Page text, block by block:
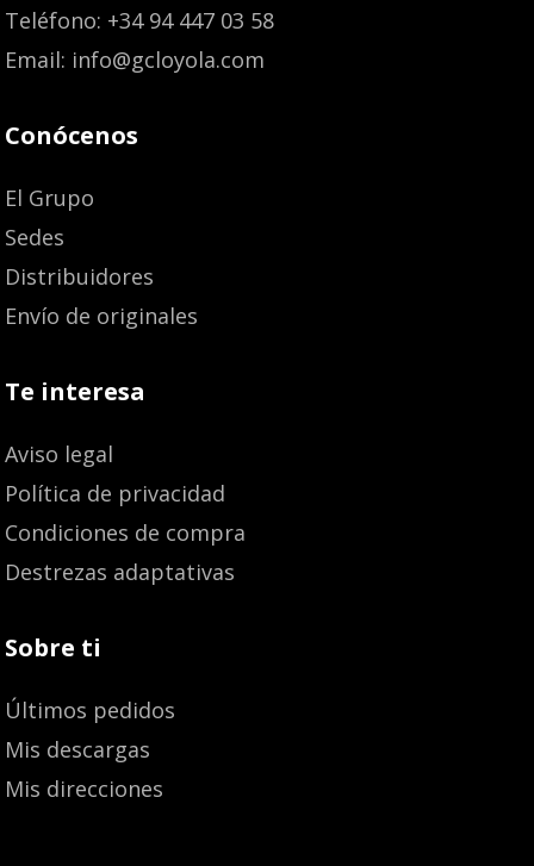
Teléfono: +34 94 447 03 58
Email: info@gcloyola.com
Conócenos
El Grupo
Sedes
Distribuidores
Envío de originales
Te interesa
Aviso legal
Política de privacidad
Condiciones de compra
Destrezas adaptativas
Sobre ti
Últimos pedidos
Mis descargas
Mis direcciones